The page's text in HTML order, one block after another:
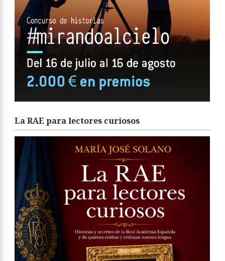
La RAE para lectores curiosos